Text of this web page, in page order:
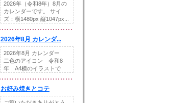
2026年（令和8年）8月の
カレンダーです。 サイ
ズ：横1480px 縦1047px...
2026年8月 カレンダ...
2026年8月 カレンダー
二色のアイコン 令和8
年 A4横のイラストで
お好み焼きとコテ